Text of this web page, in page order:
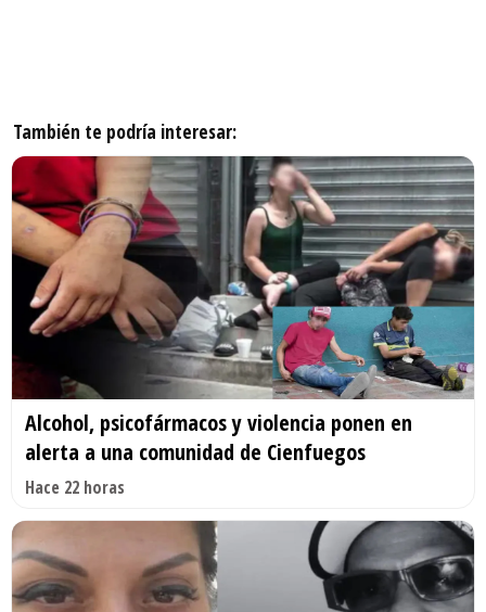
También te podría interesar:
Alcohol, psicofármacos y violencia ponen en
alerta a una comunidad de Cienfuegos
Hace 22 horas